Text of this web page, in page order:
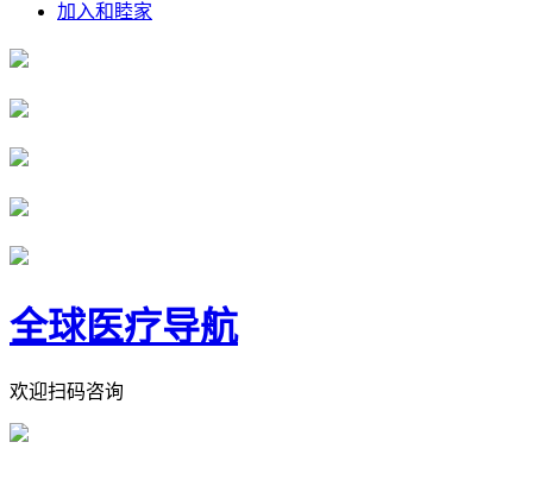
加入和睦家
全球医疗导航
欢迎扫码咨询